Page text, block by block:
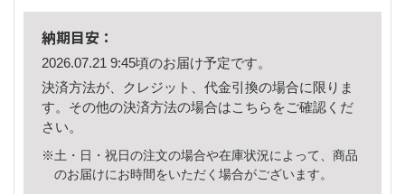
納期目安：
2026.07.21 9:45頃のお届け予定です。
決済方法が、クレジット、代金引換の場合に限りま
す。その他の決済方法の場合はこちら をご確認くだ
さい。
※土・日・祝日の注文の場合や在庫状況によって、商品
のお届けにお時間をいただく場合がございます。